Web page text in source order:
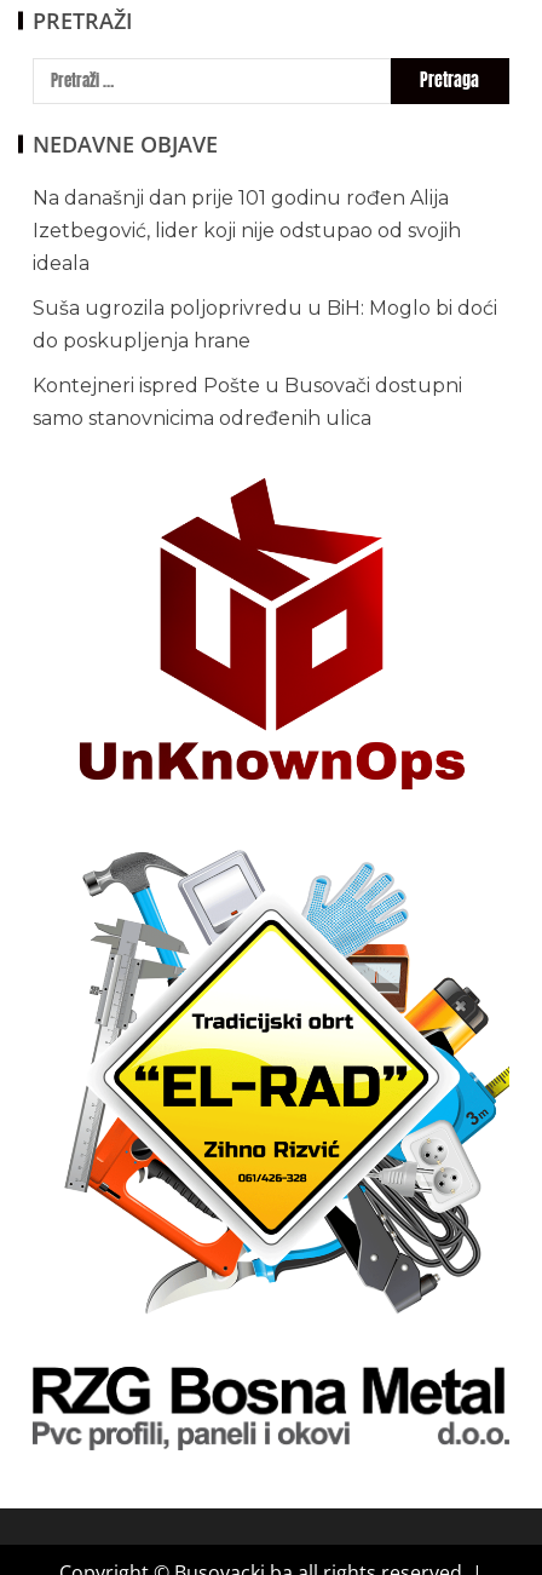
PRETRAŽI
NEDAVNE OBJAVE
Na današnji dan prije 101 godinu rođen Alija
Izetbegović, lider koji nije odstupao od svojih
ideala
Suša ugrozila poljoprivredu u BiH: Moglo bi doći
do poskupljenja hrane
Kontejneri ispred Pošte u Busovači dostupni
samo stanovnicima određenih ulica